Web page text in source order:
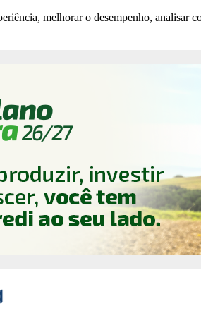
melhorar o desempenho, analisar